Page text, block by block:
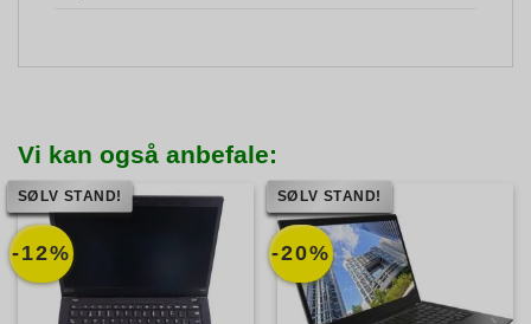
Vi kan også anbefale:
-12%
SØLV STAND!
-20%
SØLV STAND!